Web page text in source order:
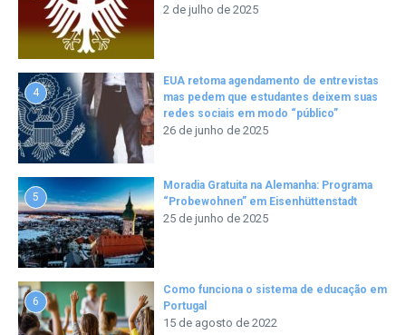
2 de julho de 2025
4
EUA retoma agendamento de entrevistas
mas pedem que estudantes deixem suas
redes sociais em modo “público”
26 de junho de 2025
5
Moradia Gratuita na Alemanha: Programa
“Probewohnen” em Eisenhüttenstadt
25 de junho de 2025
6
Como funciona o sistema de educação em
Portugal
15 de agosto de 2022